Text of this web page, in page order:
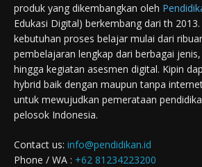
produk yang dikembangkan oleh
Edukasi Digital) berkembang dari th
kebutuhan proses belajar mulai dari
pembelajaran lengkap dari berbagai
hingga kegiatan asesmen digital. Kipin
hybrid baik dengan maupun tanpa
untuk mewujudkan pemerataan
pelosok Indonesia.
Contact us: info@pendidikan.id
Phone / WA : +62 81234223200